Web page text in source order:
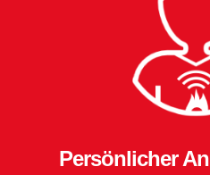
Persönlicher